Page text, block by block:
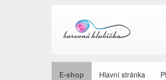
E-shop Hlavní stránka